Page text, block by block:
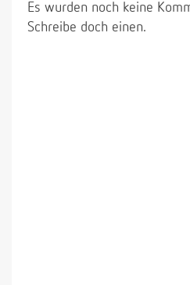
Es wurden noch keine
Schreibe doch einen.